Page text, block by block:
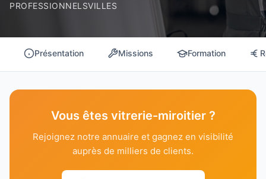
PROFESSIONNELSVILLES
Présentation Missions Formation
Vous êtes vitrerie-miroitier ?
Rejoignez notre annuaire et gagnez en visibilité
auprès de milliers de clients.